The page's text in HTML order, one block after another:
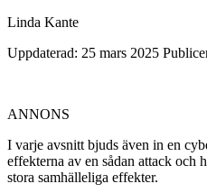
Linda Kante
Uppdaterad: 25 mars 2025
ANNONS
I varje avsnitt bjuds även in en
effekterna av en sådan attack och
stora samhälleliga effekter.